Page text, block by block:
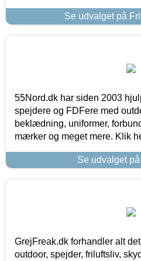
Se udvalget på
55Nord.dk har siden 2003
spejdere og FDFere med
beklædning, uniformer,
mærker og meget mere. Klik
Se udvalget
GrejFreak.dk forhandler alt
outdoor, spejder, friluftsliv,